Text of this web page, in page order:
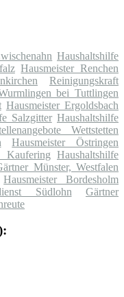
Haushaltshilfe
Hausmeister Renchen
Reinigungskraft
bei Tuttlingen
Hausmeister Ergoldsbach
Salzgitter Haushaltshilfe
Wettstetten
Hausmeister Östringen
Kaufering Haushaltshilfe
Münster, Westfalen
Hausmeister Bordesholm
Südlohn
Gärtner